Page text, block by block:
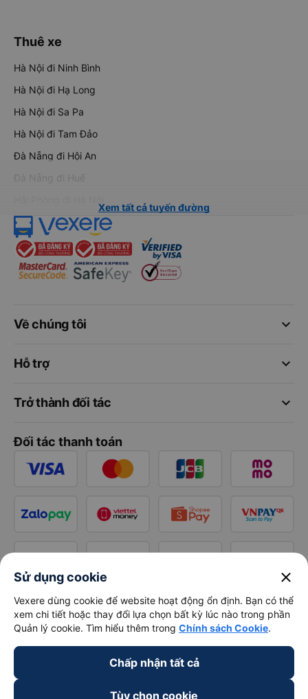
Thuê xe
Hà Nội đi Ninh Bình
Hà Nội đi Hạ Long
Hà Nội đi Sa Pa
Hà Nội đi Tam Đảo
Đà Nẵng đi Hội An
Đà Nẵng đi Huế
Xem tất cả tuyến đường
keyboard_arrow_down
Về chúng tôi
keyboard_arrow_down
Hỗ trợ
keyboard_arrow_down
Trở thành đối tác
Đối tác thanh toán
Sử dụng cookie close
Vexere dùng cookie để website hoạt động ổn định. Bạn có thể
xem chi tiết hoặc thay đổi lựa chọn bất kỳ lúc nào trong phần
Quản lý cookie. Tìm hiểu thêm trong Chính sách Cookie.
Chấp nhận tất cả
Tùy chọn cookie